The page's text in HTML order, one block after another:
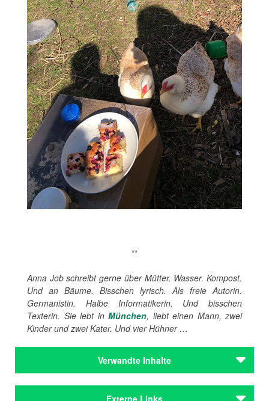
**
Anna Job schreibt gerne über Mütter. Wasser. Kompost.
Und an Bäume. Bisschen lyrisch. Als freie Autorin.
Germanistin. Halbe Informatikerin. Und bisschen
Texterin. Sie lebt in München, liebt einen Mann, zwei
Kinder und zwei Kater. Und vier Hühner …
Verwandte Inhalte
Externe Links